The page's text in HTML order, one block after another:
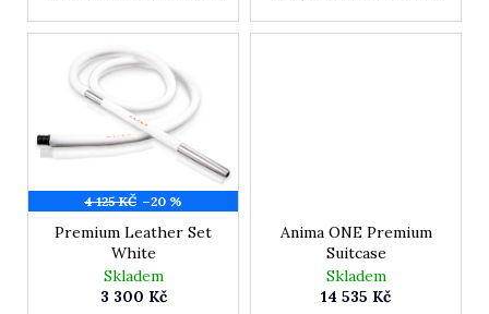
4 125 KČ –20 %
Premium Leather Set
White
Skladem
3 300 Kč
Anima ONE Premium
Suitcase
Skladem
14 535 Kč
č
m